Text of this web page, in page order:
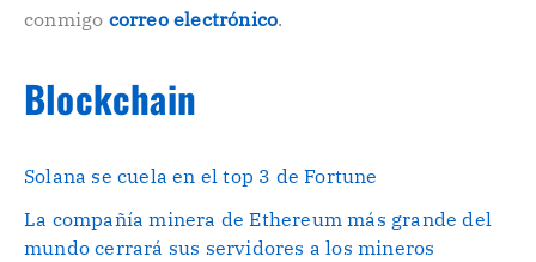
conmigo correo electrónico.
Blockchain
Solana se cuela en el top 3 de Fortune
La compañía minera de Ethereum más grande del
mundo cerrará sus servidores a los mineros